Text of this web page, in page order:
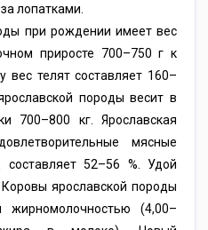
лопатками.
при рождении имеет вес
приросте 700–750 г к
вес телят составляет 160–
породы весит в
700–800 кг. Ярославская
мясные
составляет 52–56 %. Удой
ярославской породы
жирномолочностью (4,00–